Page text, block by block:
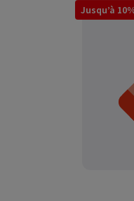
Jusqu’à